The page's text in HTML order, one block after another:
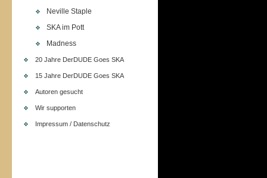
Neville Staple
SKA im Pott
Madness
20 Jahre DerDUDE Goes SKA
15 Jahre DerDUDE Goes SKA
Autoren gesucht
Wir supporten
Impressum / Datenschutz